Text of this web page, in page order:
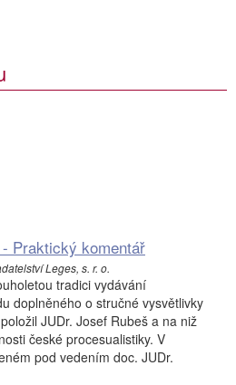
Praktický komentář
Leges, s. r. o.
tradici vydávání
doplněného o stručné vysvětlivky
JUDr. Josef Rubeš a na niž
české procesualistiky. V
pod vedením doc. JUDr.